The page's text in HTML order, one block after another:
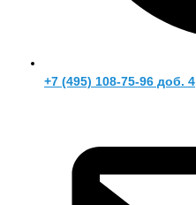
+7 (495) 108-75-96 доб. 4